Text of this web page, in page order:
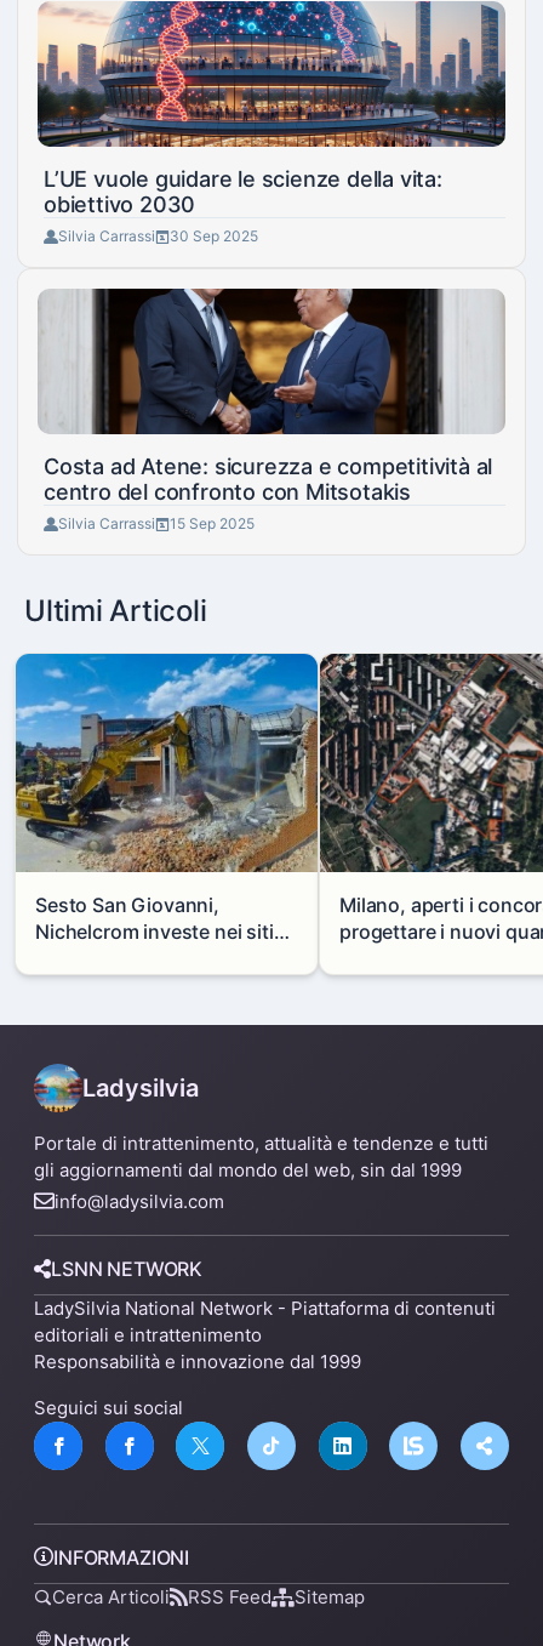
L’UE vuole guidare le scienze della vita:
obiettivo 2030
Silvia Carrassi 30 Sep 2025
Costa ad Atene: sicurezza e competitività al
centro del confronto con Mitsotakis
Silvia Carrassi 15 Sep 2025
Ultimi Articoli
Sesto San Giovanni,
Nichelcrom investe nei siti
capannone per fare spazio a
Milano, aperti i
progettare i nuovi
Mare
Ladysilvia
Portale di intrattenimento, attualità e tendenze e tutti
gli aggiornamenti dal mondo del web, sin dal 1999
info@ladysilvia.com
LSNN NETWORK
LadySilvia National Network - Piattaforma di contenuti
editoriali e intrattenimento
Responsabilità e innovazione dal 1999
Seguici sui social
INFORMAZIONI
Cerca Articoli RSS Feed Sitemap
Network